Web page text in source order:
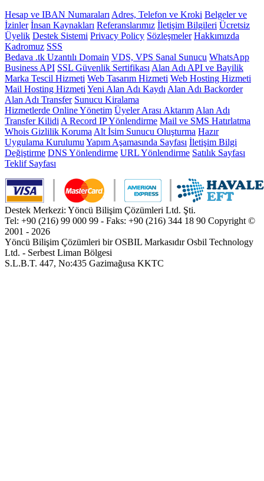
Hesap ve IBAN Numaraları Adres, Telefon ve Kroki Belgeler ve
İzinler İnsan Kaynakları Referanslarımız İletişim Bilgileri Ücretsiz
Üyelik Destek Sistemi Privacy Policy Sözleşmeler Hakkımızda
Kadromuz SSS
Bedava .tk Uzantılı Domain VDS, VPS Sanal Sunucu WhatsApp
Business API SSL Güvenlik Sertifikası Alan Adı API ve Bayilik
Marka Tescil Hizmeti Web Tasarım Hizmeti Web Hosting Hizmeti
Mail Hosting Hizmeti Yeni Alan Adı Kaydı Alan Adı Backorder
Alan Adı Transfer Sunucu Kiralama
Hizmetlerde Online Yönetim Üyeler Arası Aktarım Alan Adı
Transfer Kilidi A Record IP Yönlendirme Mail ve SMS Hatırlatma
Whois Gizlilik Koruma Alt İsim Sunucu Oluşturma Hazır
Uygulama Kurulumu Yapım Aşamasında Sayfası İletişim Bilgi
Değiştirme DNS Yönlendirme URL Yönlendirme Satılık Sayfası
Teklif Sayfası
Destek Merkezi: Yöncü Bilişim Çözümleri Ltd. Şti.
Tel: +90 (216) 99 000 99 - Faks: +90 (216) 344 18 90 Copyright ©
2001 - 2026
Yöncü Bilişim Çözümleri bir OSBIL Markasıdır Osbil Technology
Ltd. - Serbest Liman Bölgesi
S.L.B.T. 447, No:435 Gazimağusa KKTC